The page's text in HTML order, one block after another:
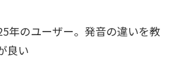
年のユーザー。発音の違いを教
良い